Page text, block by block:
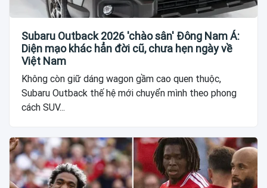
Subaru Outback 2026 'chào sân' Đông Nam Á:
Diện mạo khác hẳn đời cũ, chưa hẹn ngày về
Việt Nam
Không còn giữ dáng wagon gầm cao quen thuộc,
Subaru Outback thế hệ mới chuyển mình theo phong
cách SUV...